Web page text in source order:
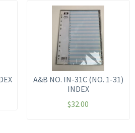
A&B NO. IN-31C (NO. 1-31)
INDEX
$32.00